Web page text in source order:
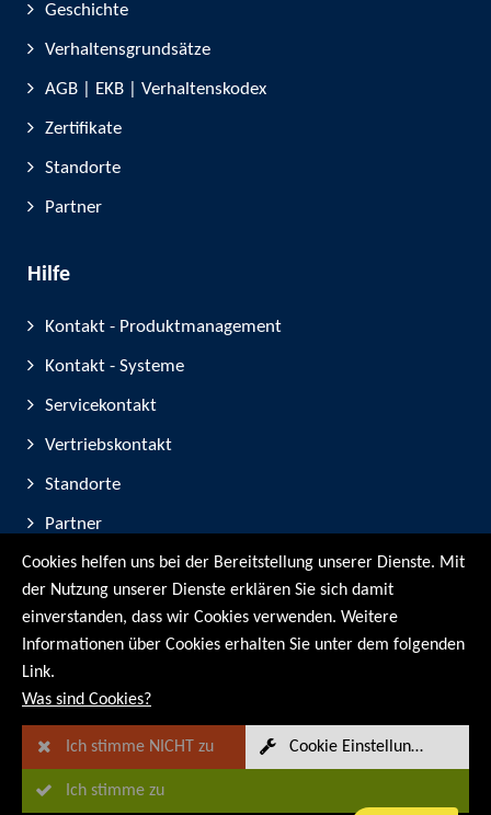
Geschichte
Verhaltensgrundsätze
AGB | EKB | Verhaltenskodex
Zertifikate
Standorte
Partner
Hilfe
Kontakt - Produktmanagement
Kontakt - Systeme
Servicekontakt
Vertriebskontakt
Standorte
Partner
Geräte-Registrierung
Messe-Teilnahmen
Cookies helfen uns bei der Bereitstellung unserer Dienste. Mit
der Nutzung unserer Dienste erklären Sie sich damit
einverstanden, dass wir Cookies verwenden. Weitere
Informationen über Cookies erhalten Sie unter dem folgenden
Link.
Was sind Cookies?
Ich stimme NICHT zu Cookie Einstellungen
Ich stimme zu